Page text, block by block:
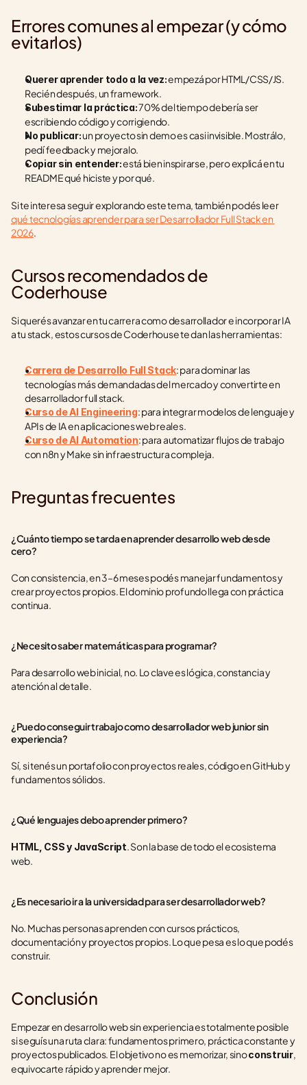
Errores comunes al empezar (y cómo
evitarlos)
Querer aprender todo a la vez: empezá por HTML/CSS/JS.
Recién después, un framework.
Subestimar la práctica: 70% del tiempo debería ser
escribiendo código y corrigiendo.
No publicar: un proyecto sin demo es casi invisible. Mostrálo,
pedí feedback y mejoralo.
Copiar sin entender: está bien inspirarse, pero explicá en tu
README qué hiciste y por qué.
Si te interesa seguir explorando este tema, también podés leer
qué tecnologías aprender para ser Desarrollador Full Stack en
2026.
Cursos recomendados de
Coderhouse
Si querés avanzar en tu carrera como desarrollador e incorporar IA
a tu stack, estos cursos de Coderhouse te dan las herramientas:
Carrera de Desarrollo Full Stack: para dominar las
tecnologías más demandadas del mercado y convertirte en
desarrollador full stack.
Curso de AI Engineering: para integrar modelos de lenguaje y
APIs de IA en aplicaciones web reales.
Curso de AI Automation: para automatizar flujos de trabajo
con n8n y Make sin infraestructura compleja.
Preguntas frecuentes
¿Cuánto tiempo se tarda en aprender desarrollo web desde
cero?
Con consistencia, en 3–6 meses podés manejar fundamentos y
crear proyectos propios. El dominio profundo llega con práctica
continua.
¿Necesito saber matemáticas para programar?
Para desarrollo web inicial, no. Lo clave es lógica, constancia y
atención al detalle.
¿Puedo conseguir trabajo como desarrollador web junior sin
experiencia?
Sí, si tenés un portafolio con proyectos reales, código en GitHub y
fundamentos sólidos.
¿Qué lenguajes debo aprender primero?
HTML, CSS y JavaScript. Son la base de todo el ecosistema
web.
¿Es necesario ir a la universidad para ser desarrollador web?
No. Muchas personas aprenden con cursos prácticos,
documentación y proyectos propios. Lo que pesa es lo que podés
construir.
Conclusión
Empezar en desarrollo web sin experiencia es totalmente posible
si seguís una ruta clara: fundamentos primero, práctica constante y
proyectos publicados. El objetivo no es memorizar, sino construir,
equivocarte rápido y aprender mejor.